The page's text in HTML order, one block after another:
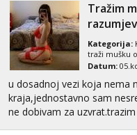
tel:0,93€ -
Zara
Čekam tvoj poziv!
Tel: 064/677-677-
tel:0,93€ -
Anđela
Tražim
Kategorija:
traži mušku
Datum:
u dosadnoj vezi koja nema
kraja,jednostavno sam
ne dobivam za